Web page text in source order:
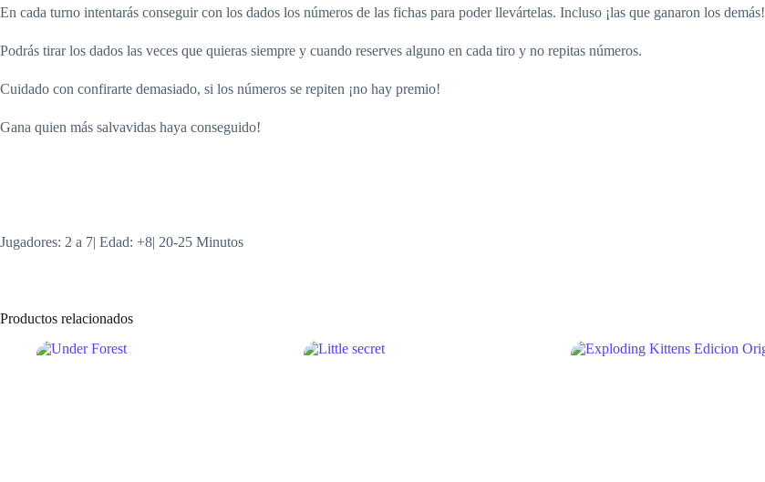
En cada turno intentarás conseguir con los dados los números de las fichas para poder llevártelas. Incluso ¡las que ganaron los demás!
Podrás tirar los dados las veces que quieras siempre y cuando reserves alguno en cada tiro y no repitas números.
Cuidado con confirarte demasiado, si los números se repiten ¡no hay premio!
Gana quien más salvavidas haya conseguido!
Jugadores: 2 a 7| Edad: +8| 20-25 Minutos
Productos relacionados